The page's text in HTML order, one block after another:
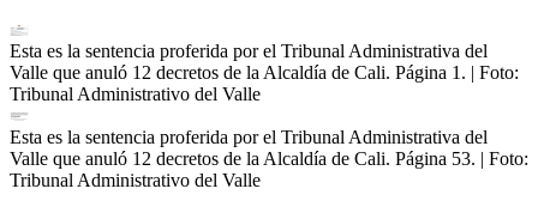
Esta es la sentencia proferida por el Tribunal Administrativa del
Valle que anuló 12 decretos de la Alcaldía de Cali. Página 1. | Foto:
Tribunal Administrativo del Valle
Esta es la sentencia proferida por el Tribunal Administrativa del
Valle que anuló 12 decretos de la Alcaldía de Cali. Página 53. | Foto:
Tribunal Administrativo del Valle